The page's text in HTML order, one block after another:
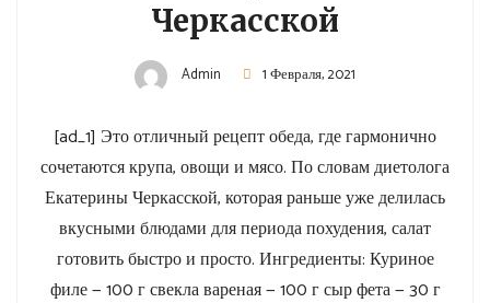
Черкасской
Admin 1 Февраля, 2021
[ad_1] Это отличный рецепт обеда, где гармонично
сочетаются крупа, овощи и мясо. По словам диетолога
Екатерины Черкасской, которая раньше уже делилась
вкусными блюдами для периода похудения, салат
готовить быстро и просто. Ингредиенты: Куриное
филе — 100 г свекла вареная — 100 г сыр фета — 30 г